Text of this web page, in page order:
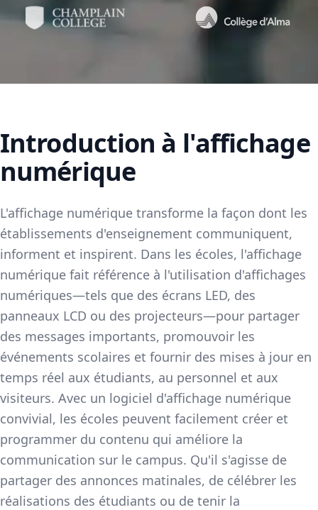
Introduction à l'affichage
numérique
L'affichage numérique transforme la façon dont les
établissements d'enseignement communiquent,
informent et inspirent. Dans les écoles, l'affichage
numérique fait référence à l'utilisation d'affichages
numériques—tels que des écrans LED, des
panneaux LCD ou des projecteurs—pour partager
des messages importants, promouvoir les
événements scolaires et fournir des mises à jour en
temps réel aux étudiants, au personnel et aux
visiteurs. Avec un logiciel d'affichage numérique
convivial, les écoles peuvent facilement créer et
programmer du contenu qui améliore la
communication sur le campus. Qu'il s'agisse de
partager des annonces matinales, de célébrer les
réalisations des étudiants ou de tenir la